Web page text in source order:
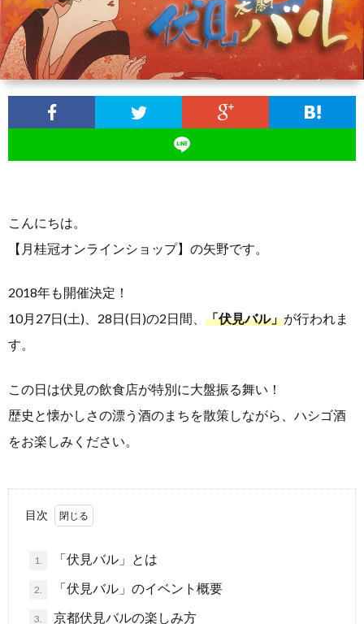
ベ
ン
ト
の
話
題
節
の
話
ラ
ン
月
イ
シ
こんにちは。
【月桂冠オンラインショップ】の矢野です。
2018年も開催決定！
10月27日(土)、28日(日)の2日間、 「伏見バル」が行われま
す。
この日は伏見の飲食店が特別に大盤振る舞い！
歴史と懐かしさの漂う酒のまちを散策しながら、ハシゴ酒
をお楽しみください。
目次
1. 「伏見バル」とは
2. 「伏見バル」のイベント概要
3. 京都伏見バルの楽しみ方